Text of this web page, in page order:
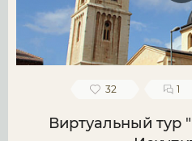
32 1
Виртуальный тур